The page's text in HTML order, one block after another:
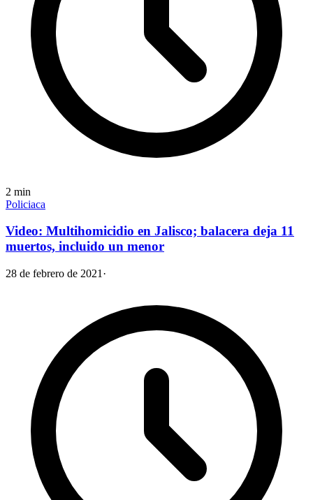
2 min
Policiaca
Video: Multihomicidio en Jalisco; balacera deja 11
muertos, incluido un menor
28 de febrero de 2021 ·